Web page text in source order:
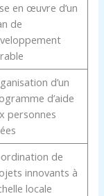
en œuvre d’un
de
d’un
d’aide
personnes
de
innovants à
locale